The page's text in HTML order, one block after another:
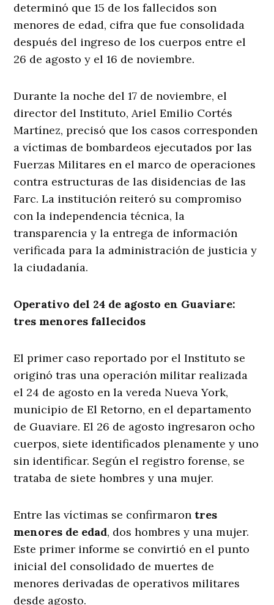
determinó que 15 de los fallecidos son
menores de edad, cifra que fue consolidada
después del ingreso de los cuerpos entre el
26 de agosto y el 16 de noviembre.
Durante la noche del 17 de noviembre, el
director del Instituto, Ariel Emilio Cortés
Martínez, precisó que los casos corresponden
a víctimas de bombardeos ejecutados por las
Fuerzas Militares en el marco de operaciones
contra estructuras de las disidencias de las
Farc. La institución reiteró su compromiso
con la independencia técnica, la
transparencia y la entrega de información
verificada para la administración de justicia y
la ciudadanía.
Operativo del 24 de agosto en Guaviare:
tres menores fallecidos
El primer caso reportado por el Instituto se
originó tras una operación militar realizada
el 24 de agosto en la vereda Nueva York,
municipio de El Retorno, en el departamento
de Guaviare. El 26 de agosto ingresaron ocho
cuerpos, siete identificados plenamente y uno
sin identificar. Según el registro forense, se
trataba de siete hombres y una mujer.
Entre las víctimas se confirmaron tres
menores de edad, dos hombres y una mujer.
Este primer informe se convirtió en el punto
inicial del consolidado de muertes de
menores derivadas de operativos militares
desde agosto.